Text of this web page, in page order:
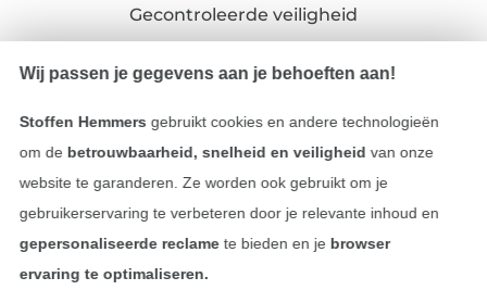
Gecontroleerde veiligheid
Wij passen je gegevens aan je behoeften aan!
Stoffen Hemmers gebruikt cookies en andere technologieën
om de betrouwbaarheid, snelheid en veiligheid van onze
website te garanderen. Ze worden ook gebruikt om je
gebruikerservaring te verbeteren door je relevante inhoud en
gepersonaliseerde reclamete bieden en je browser
ervaring te optimaliseren.